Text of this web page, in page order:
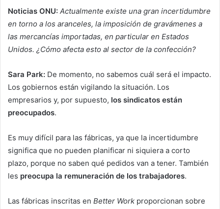
Noticias ONU: Actualmente existe una gran incertidumbre
en torno a los aranceles, la imposición de gravámenes a
las mercancías importadas, en particular en Estados
Unidos. ¿Cómo afecta esto al sector de la confección?
Sara Park: De momento, no sabemos cuál será el impacto.
Los gobiernos están vigilando la situación. Los
empresarios y, por supuesto, los sindicatos están
preocupados.
Es muy difícil para las fábricas, ya que la incertidumbre
significa que no pueden planificar ni siquiera a corto
plazo, porque no saben qué pedidos van a tener. También
les preocupa la remuneración de los trabajadores.
Las fábricas inscritas en Better Work proporcionan sobre